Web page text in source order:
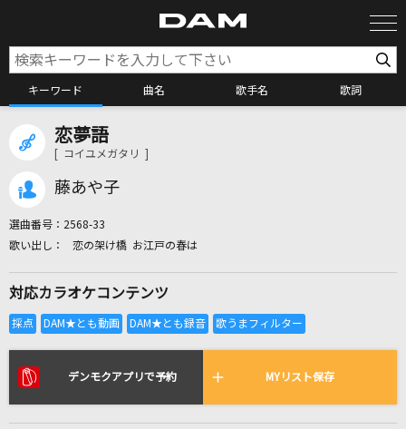
キーワード 曲名 歌手名 歌詞
全国りれき
リアルタイムで歌われている曲の一覧
恋夢語
[ コイユメガタリ ]
藤あや子
選曲番号： 2568-33
恋の架け橋 お江戸の春は
対応カラオケコンテンツ
デンモクアプリで予約 MYリスト保存